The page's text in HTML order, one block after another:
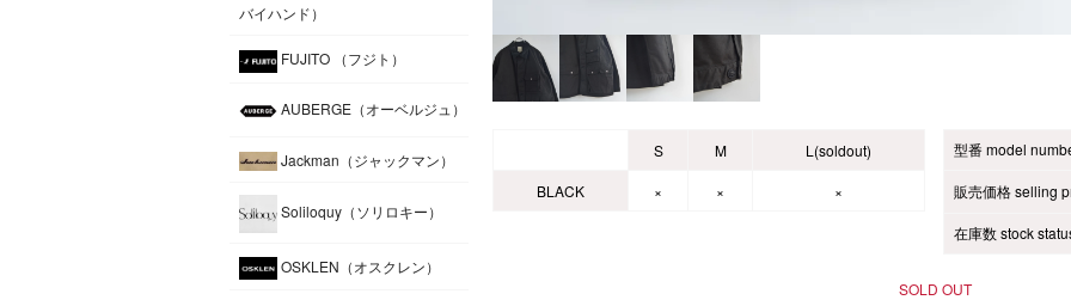
バイハンド）
FUJITO （フジト）
AUBERGE（オーベルジュ）
Jackman（ジャックマン）
Soliloquy（ソリロキー）
OSKLEN（オスクレン）
S M
L(soldout)
BLACK
× × ×
型番 model
販売価格 selling
在庫数 stock
SOLD OUT